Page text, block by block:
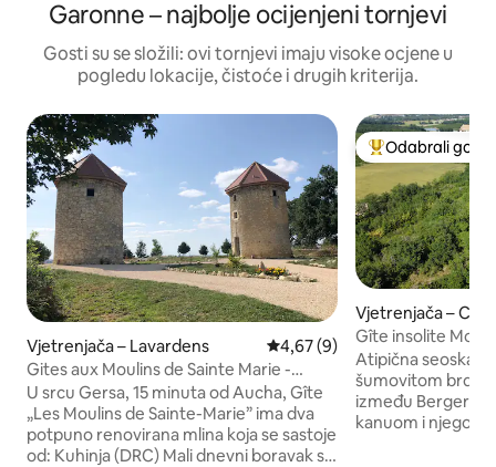
Garonne – najbolje ocijenjeni tornjevi
Gosti su se složili: ovi tornjevi imaju visoke ocjene u
pogledu lokacije, čistoće i drugih kriterija.
Vjetrenjača – Lavardens Prosječna ocjena: 4,67/5,
4,67 (9)
Gites aux Moulins de Sainte Marie -
pogled koji oduzima dah
U srcu Gersa, 15 minuta od Aucha, Gîte
„Les Moulins de Sainte-Marie” ima dva
potpuno renovirana mlina koja se sastoje
od: Kuhinja (DRC) Mali dnevni boravak s
Među najviše
Odabrali gosti
Vjetrenjača –
-Gratecambe
Gîte insolite
Atipična seoska
šumovitom brdu
između
kanuom i